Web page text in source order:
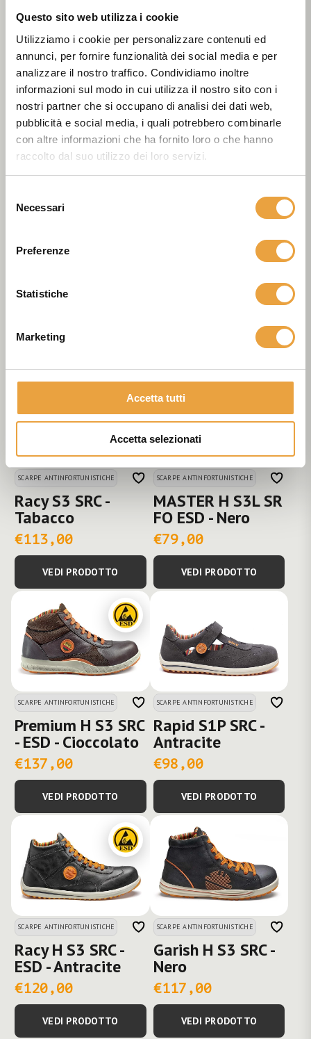
Questo sito web utilizza i cookie
Utilizziamo i cookie per personalizzare contenuti ed
annunci, per fornire funzionalità dei social media e per
analizzare il nostro traffico. Condividiamo inoltre
informazioni sul modo in cui utilizza il nostro sito con i
nostri partner che si occupano di analisi dei dati web,
pubblicità e social media, i quali potrebbero combinarle
con altre informazioni che ha fornito loro o che hanno
raccolto dal suo utilizzo dei loro servizi.
delNecessari
Preferenze
Statistiche
Marketing
Accetta tutti
Accetta selezionati
SCARPE ANTINFORTUNISTICHE
RANKING RELOAD
S3 SRC - ESD -
Navy
€117,00
VEDI PRODOTTO
SCARPE ANTINFORTUNISTICHE
Cross S1P SRC
ESD - Cenere
€97,00
VEDI PRODOTTO
SCARPE ANTINFORTUNISTICHE
ESD - Antracite
SCARPE ANTINFORTUNISTICHE
Racy S3 SRC -
Tabacco
€113,00
VEDI PRODOTTO
SCARPE ANTINFORTUNISTICHE
MASTER H S3L SR
FO ESD - Nero
€79,00
VEDI PRODOTTO
SCARPE ANTINFORTUNISTICHE
Premium H S3 SRC
- ESD - Cioccolato
€137,00
VEDI PRODOTTO
SCARPE ANTINFORTUNISTICHE
Rapid S1P SRC -
Antracite
€98,00
VEDI PRODOTTO
SCARPE ANTINFORTUNISTICHE
Racy H S3 SRC -
ESD - Antracite
€120,00
VEDI PRODOTTO
SCARPE ANTINFORTUNISTICHE
Garish H S3 SRC -
Nero
€117,00
VEDI PRODOTTO